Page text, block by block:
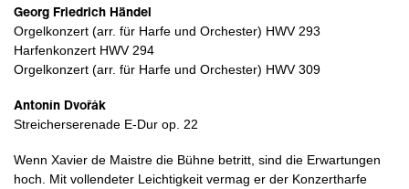
Georg Friedrich Händel
Orgelkonzert (arr. für Harfe und Orchester) HWV 293
Harfenkonzert HWV 294
Orgelkonzert (arr. für Harfe und Orchester) HWV 309
Antonín Dvořák
Streicherserenade E-Dur op. 22
Wenn Xavier de Maistre die Bühne betritt, sind die Erwartungen
hoch. Mit vollendeter Leichtigkeit vermag er der Konzertharfe